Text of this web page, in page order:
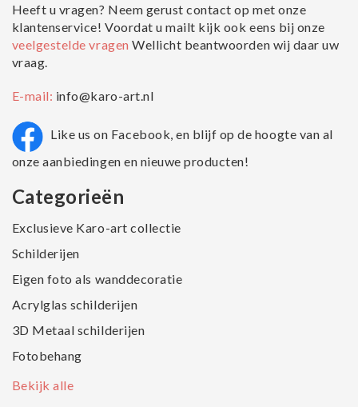
Heeft u vragen? Neem gerust contact op met onze
klantenservice! Voordat u mailt kijk ook eens bij onze
veelgestelde vragenWellicht beantwoorden wij daar uw
vraag.
E-mail: info@karo-art.nl
Like us on Facebook, en blijf op de hoogte van al
onze aanbiedingen en nieuwe producten!
Categorieën
Exclusieve Karo-art collectie
Schilderijen
Eigen foto als wanddecoratie
Acrylglas schilderijen
3D Metaal schilderijen
Fotobehang
Bekijk alle